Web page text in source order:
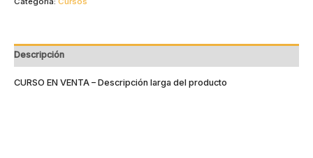
Descripción
CURSO EN VENTA – Descripción larga del producto